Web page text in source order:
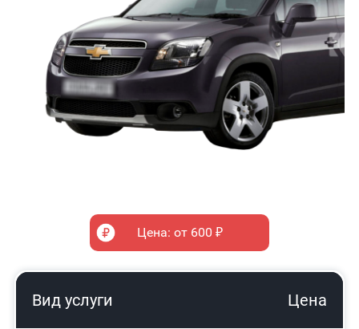
Цена: от 600 ₽
Вид услуги Цена